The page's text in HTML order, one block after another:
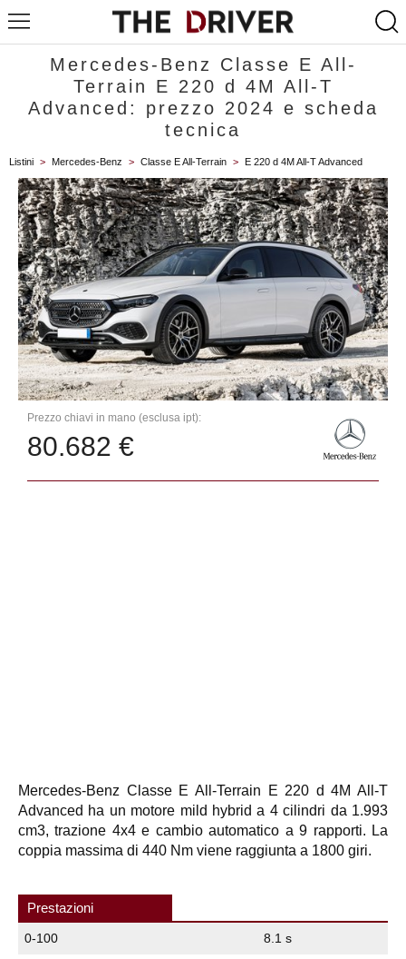
Mercedes-Benz Classe E All-
Terrain E 220 d 4M All-T
Advanced: prezzo 2024 e scheda
tecnica
Listini > Mercedes-Benz > Classe E All-Terrain > E 220 d 4M All-T Advanced
Prezzo chiavi in mano (esclusa ipt):
80.682 €
Mercedes-Benz Classe E All-Terrain E 220 d 4M All-T
Advanced ha un motore mild hybrid a 4 cilindri da 1.993
cm3, trazione 4x4 e cambio automatico a 9 rapporti. La
coppia massima di 440 Nm viene raggiunta a 1800 giri.
Prestazioni
0-100 8.1 s